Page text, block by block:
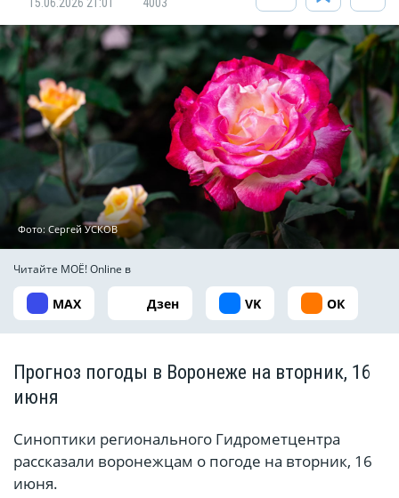
15.06.2026 21:01
4003
Фото: Сергей УСКОВ
Читайте МОЁ! Online в
MAX Дзен VK ОК
Прогноз погоды в Воронеже на вторник, 16
июня
Синоптики регионального Гидрометцентра
рассказали воронежцам о погоде на вторник, 16
июня.